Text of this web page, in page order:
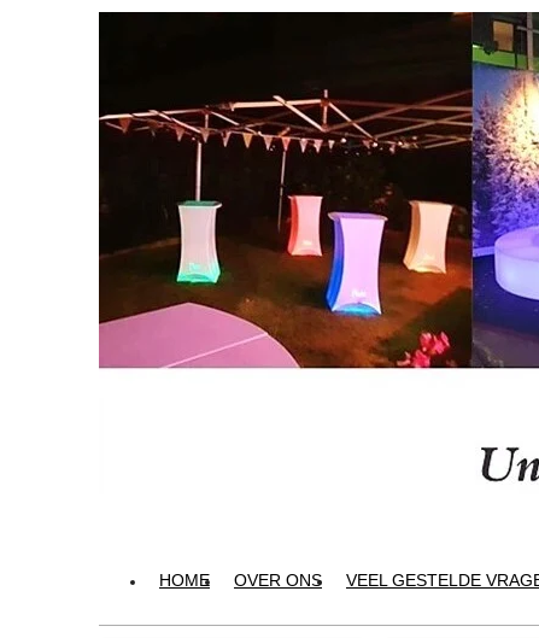
HOME OVER ONS VEEL GESTELDE